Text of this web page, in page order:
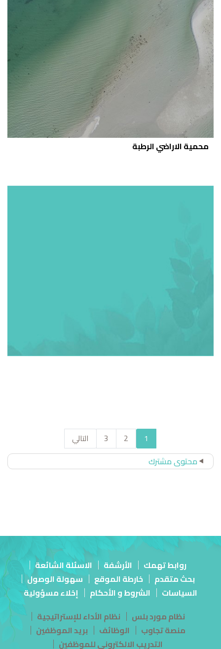
محمية الاراضي الرطبة
1
2
3 التالي
محتوى مشترك
روابط تهمك الأرشفة
الاسئلة الشائعة
بحث متقدم
خارطة الموقع
سهولة الوصول
السياسات
الشروط و الأحكام
إخلاء مسؤولية
نظام مورد بلس
نظام الأداء للإستراتيجية
منصة تجاوب
الوظائف
بريد الموظفين
التدريب الالكتروني للموظفين